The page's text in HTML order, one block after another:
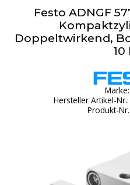
Festo ADNGF
Doppeltwirkend,
10
Marke:
Hersteller Artikel-Nr.:
Produkt-Nr.